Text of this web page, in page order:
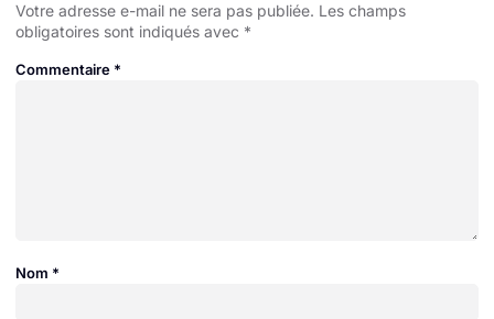
Votre adresse e-mail ne sera pas publiée. Les champs
obligatoires sont indiqués avec *
Commentaire *
Nom *